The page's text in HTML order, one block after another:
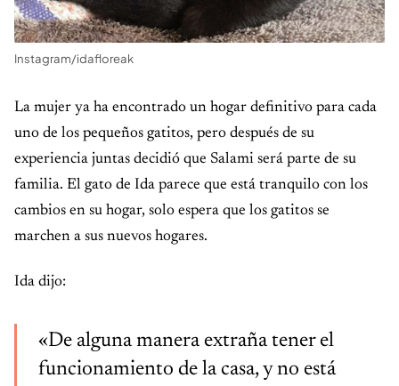
Instagram/idafloreak
La mujer ya ha encontrado un hogar definitivo para cada
uno de los pequeños gatitos, pero después de su
experiencia juntas decidió que Salami será parte de su
familia. El gato de Ida parece que está tranquilo con los
cambios en su hogar, solo espera que los gatitos se
marchen a sus nuevos hogares.
Ida dijo:
«De alguna manera extraña tener el
funcionamiento de la casa, y no está